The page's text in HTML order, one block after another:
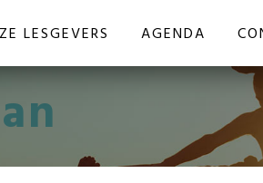
LESGEVERS AGENDA